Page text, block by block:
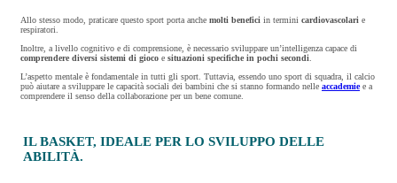
Allo stesso modo, praticare questo sport porta anche molti benefici in termini cardiovascolari e
respiratori.
Inoltre, a livello cognitivo e di comprensione, è necessario sviluppare un’intelligenza capace di
comprendere diversi sistemi di gioco e situazioni specifiche in pochi secondi
L’aspetto mentale è fondamentale in tutti gli sport. Tuttavia, essendo uno sport di squadra, il calcio
può aiutare a sviluppare le capacità sociali dei bambini che si stanno formando nelle accademiee a
comprendere il senso della collaborazione per un bene comune.
IL BASKET, IDEALE PER LO SVILUPPO DELLE
ABILITÀ.